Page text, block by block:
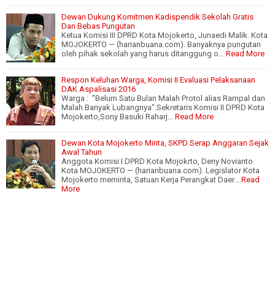
Dewan Dukung Komitmen Kadispendik Sekolah Gratis
Dan Bebas Pungutan
Ketua Komisi III DPRD Kota Mojokerto, Junaedi Malik. Kota
MOJOKERTO — (harianbuana.com). Banyaknya pungutan
oleh pihak sekolah yang harus ditanggung o…
Read More
Respon Keluhan Warga, Komisi II Evaluasi Pelaksanaan
DAK Aspalisasi 2016
Warga : "Belum Satu Bulan Malah Protol alias Rampal dan
Malah Banyak Lubangnya".Sekretaris Komisi II DPRD Kota
Mojokerto,Sony Basuki Raharj…
Read More
Dewan Kota Mojokerto Minta, SKPD Serap Anggaran Sejak
Awal Tahun
Anggota Komisi I DPRD Kota Mojokrto, Deny Novianto.
Kota MOJOKERTO — (harianbuana.com). Legislator Kota
Mojokerto meminta, Satuan Kerja Perangkat Daer…
Read
More